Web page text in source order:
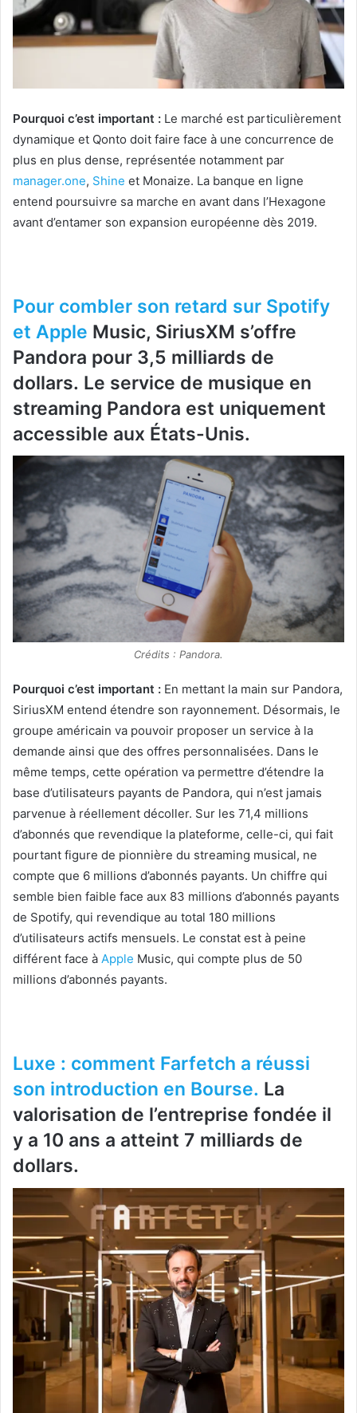
Pourquoi c’est important : Le marché est particulièrement
dynamique et Qonto doit faire face à une concurrence de
plus en plus dense, représentée notamment par
manager.one, Shine et Monaize. La banque en ligne
entend poursuivre sa marche en avant dans l’Hexagone
avant d’entamer son expansion européenne dès 2019.
Pour combler son retard sur Spotify
et Apple Music, SiriusXM s’offre
Pandora pour 3,5 milliards de
dollars. Le service de musique en
streaming Pandora est uniquement
accessible aux États-Unis.
Crédits : Pandora.
Pourquoi c’est important : En mettant la main sur Pandora,
SiriusXM entend étendre son rayonnement. Désormais, le
groupe américain va pouvoir proposer un service à la
demande ainsi que des offres personnalisées. Dans le
même temps, cette opération va permettre d’étendre la
base d’utilisateurs payants de Pandora, qui n’est jamais
parvenue à réellement décoller. Sur les 71,4 millions
d’abonnés que revendique la plateforme, celle-ci, qui fait
pourtant figure de pionnière du streaming musical, ne
compte que 6 millions d’abonnés payants. Un chiffre qui
semble bien faible face aux 83 millions d’abonnés payants
de Spotify, qui revendique au total 180 millions
d’utilisateurs actifs mensuels. Le constat est à peine
différent face à Apple Music, qui compte plus de 50
millions d’abonnés payants.
Luxe : comment Farfetch a réussi
son introduction en Bourse. La
valorisation de l’entreprise fondée il
y a 10 ans a atteint 7 milliards de
dollars.